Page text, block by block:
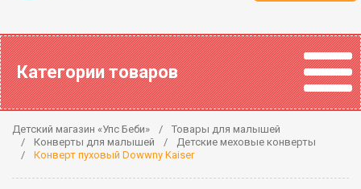
Категории товаров
Детский магазин «Упс Беби»
Товары для малышей
Конверты для малышей
Детские меховые конверты
Конверт пуховый Dowwny Kaiser